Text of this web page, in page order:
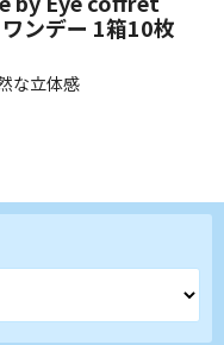
ンデー 1箱10枚
な立体感